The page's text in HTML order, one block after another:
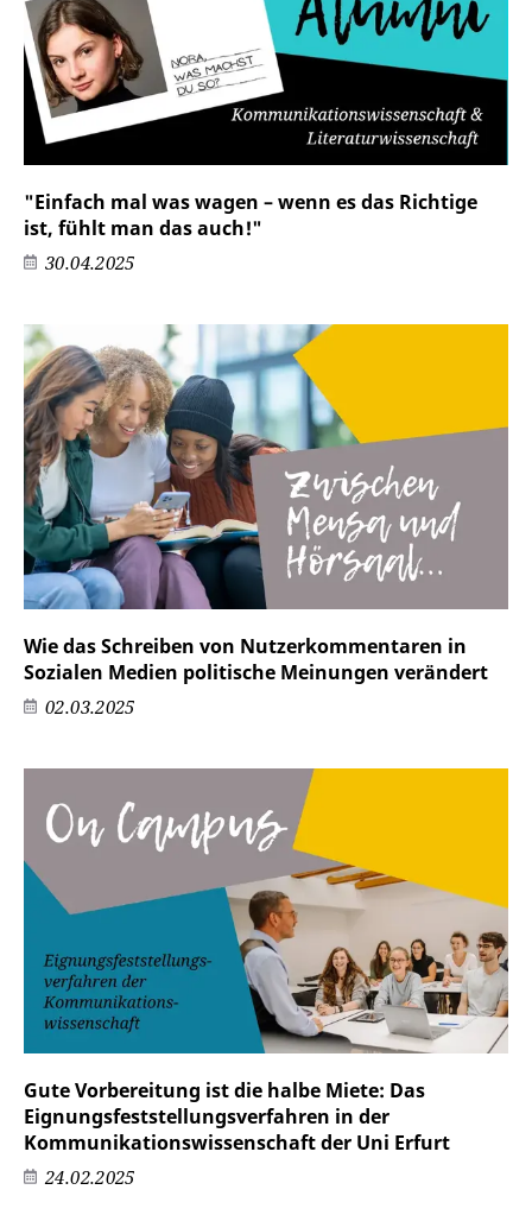
"Einfach mal was wagen – wenn es das Richtige
ist, fühlt man das auch!"
30.04.2025
Wie das Schreiben von Nutzerkommentaren in
Sozialen Medien politische Meinungen verändert
02.03.2025
Gute Vorbereitung ist die halbe Miete: Das
Eignungsfeststellungsverfahren in der
Kommunikationswissenschaft der Uni Erfurt
24.02.2025